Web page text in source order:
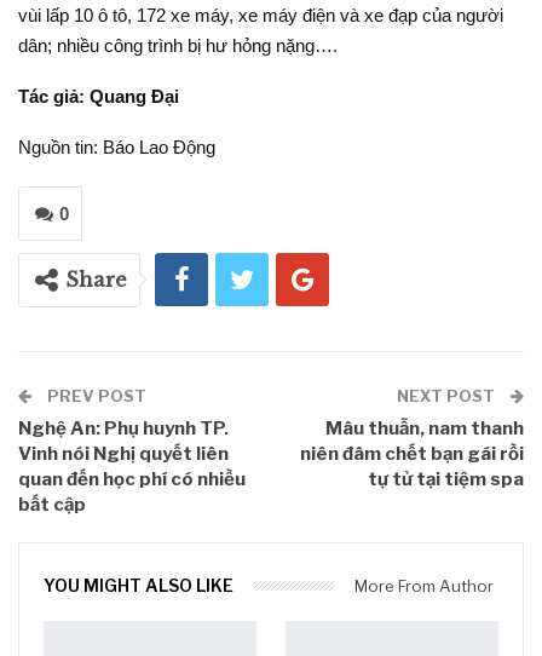
vùi lấp 10 ô tô, 172 xe máy, xe máy điện và xe đạp của người
dân; nhiều công trình bị hư hỏng nặng….
Tác giả: Quang Đại
Nguồn tin: Báo Lao Động
0
Share
PREV POST
Nghệ An: Phụ huynh TP.
Vinh nói Nghị quyết liên
quan đến học phí có nhiều
bất cập
NEXT POST
Mâu thuẫn, nam thanh
niên đâm chết bạn gái rồi
tự tử tại tiệm spa
YOU MIGHT ALSO LIKE More From Author